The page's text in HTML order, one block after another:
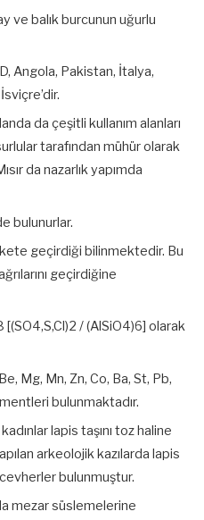
ve balık burcunun uğurlu
Angola, Pakistan, İtalya,
da çeşitli kullanım alanları
tarafından mühür olarak
da nazarlık yapımda
bulunurlar.
geçirdiği bilinmektedir. Bu
geçirdiğine
[(SO4,S,Cl)2 / (AlSiO4)6] olarak
Mg, Mn, Zn, Co, Ba, St, Pb,
bulunmaktadır.
kadınlar lapis taşını toz haline
arkeolojik kazılarda lapis
bulunmuştur.
mezar süslemelerine